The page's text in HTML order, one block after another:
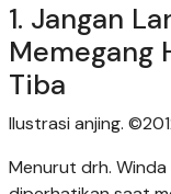
1. Jangan
Memegang
Tiba
Ilustrasi anjing.
Menurut drh.